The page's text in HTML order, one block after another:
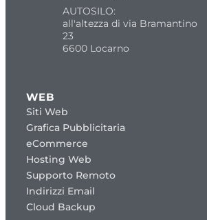
AUTOSILO:
all'altezza di via Bramantino
23
6600 Locarno
WEB
Siti Web
Grafica Pubblicitaria
eCommerce
Hosting Web
Supporto Remoto
Indirizzi Email
Cloud Backup